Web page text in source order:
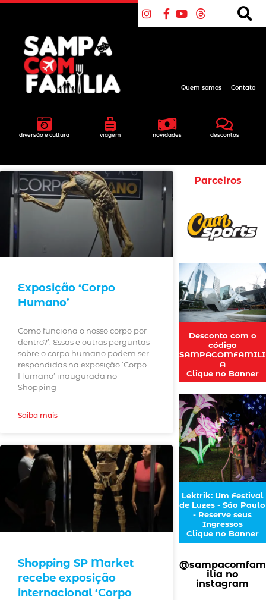
diversão e cultura viagem novidades descontos
Quem somos Contato
Exposição ‘Corpo
Humano’
Como funciona o nosso corpo por
dentro?’. Essas e outras perguntas
sobre o corpo humano podem ser
respondidas na exposição ‘Corpo
Humano’ inaugurada no
Shopping
Saiba mais
Shopping SP Market
recebe exposição
internacional ‘Corpo
Parceiros
Desconto com o
código
SAMPACOMFAMILI
A
Clique no Banner
Lektrik: Um Festival
de Luzes - São Paulo
- Reserve seus
Ingressos
Clique no Banner
@sampacomfam
ilia no
instagram